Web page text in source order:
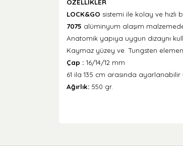
ÖZELLİKLER
LOCK&GO sistemi ile kolay ve
7075 alüminyum alaşım
Anatomik yapıya uygun dizaynı
Kaymaz yüzey ve Tungsten
Çap : 16/14/12 mm
61 ila 135 cm arasında ayarlanabilir
Ağırlık: 550 gr.